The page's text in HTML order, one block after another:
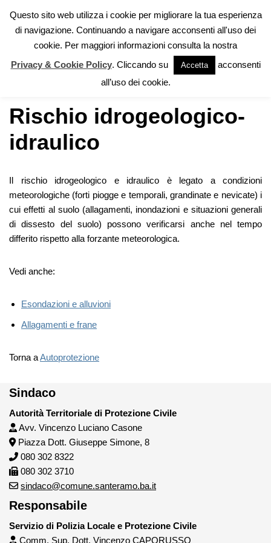
Vai
contenuto
»Rischio idrogeologico-idraulico
Rischio idrogeologico-
idraulico
Il rischio idrogeologico e idraulico è legato a condizioni
meteorologiche (forti piogge e temporali, grandinate e nevicate) i
cui effetti al suolo (allagamenti, inondazioni e situazioni generali
di dissesto del suolo) possono verificarsi anche nel tempo
differito rispetto alla forzante meteorologica.
Vedi anche:
Esondazioni e alluvioni
Allagamenti e frane
Torna aAutoprotezione
Sindaco
Autorità Territoriale di Protezione Civile
Avv. Vincenzo Luciano Casone
Piazza Dott. Giuseppe Simone, 8
080 302 8322
080 302 3710
sindaco@comune.santeramo.ba.it
Responsabile
Servizio di Polizia Locale e Protezione Civile
Comm. Sup. Dott. Vincenzo CAPORUSSO
Questo sito web utilizza i cookie per migliorare la tua esperienza
di navigazione. Continuando a navigare acconsenti all'uso dei
cookie. Per maggiori informazioni consulta la nostra
Privacy & Cookie Policy. Cliccando su Accetta
acconsenti
all’uso dei cookie.